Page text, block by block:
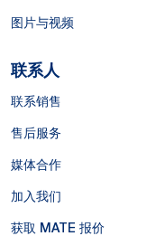
图片与视频
联系人
联系销售
售后服务
媒体合作
加入我们
获取 MATE 报价